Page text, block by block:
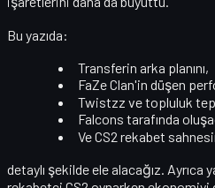
Bu yazıda:
Transferin arka planını,
FaZe Clan'in düşen
Twistzz ve topluluk
Falcons tarafında
Ve CS2 rekabet
detaylı şekilde ele alacağız. Ayrıca